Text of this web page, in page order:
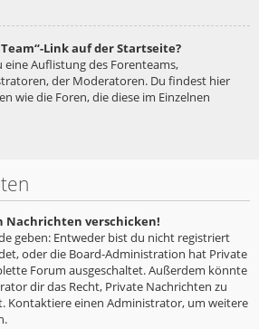
Link auf der Startseite?
eine Auflistung des Forenteams,
der Moderatoren. Du findest hier
wie die Foren, die diese im Einzelnen
Nachrichten verschicken!
geben: Entweder bist du nicht registriert
oder die Board-Administration hat Private
Forum ausgeschaltet. Außerdem könnte
dir das Recht, Private Nachrichten zu
Kontaktiere einen Administrator, um weitere